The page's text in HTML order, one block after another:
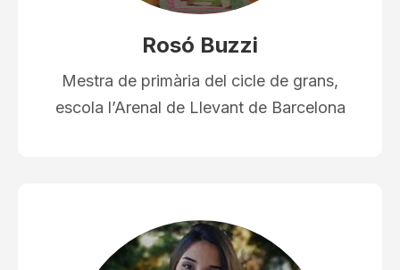
Rosó Buzzi
Mestra de primària del cicle de grans,
escola l’Arenal de Llevant de Barcelona